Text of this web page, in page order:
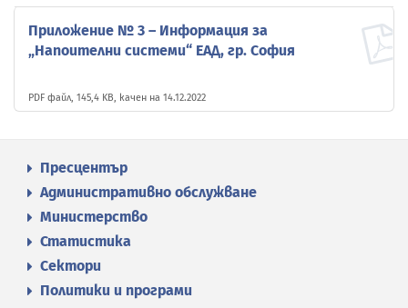
Приложение № 3 – Информация за
„Напоителни системи“ ЕАД, гр. София
PDF файл, 145,4 KB, качен на 14.12.2022
Пресцентър
Административно обслужване
Министерство
Статистика
Сектори
Политики и програми